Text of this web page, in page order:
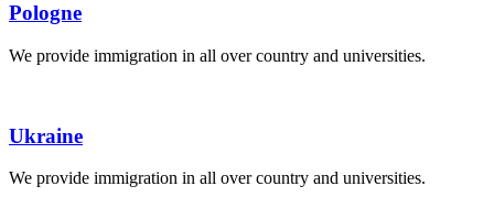
Pologne
We provide immigration in all over country and universities.
Ukraine
We provide immigration in all over country and universities.